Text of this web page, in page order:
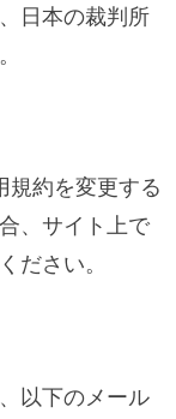
日本の裁判所
約を変更する
、サイト上で
ださい。
以下のメール